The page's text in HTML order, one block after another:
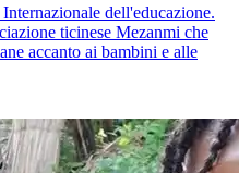
dell'educazione.
ticinese Mezanmi che
accanto ai bambini e alle